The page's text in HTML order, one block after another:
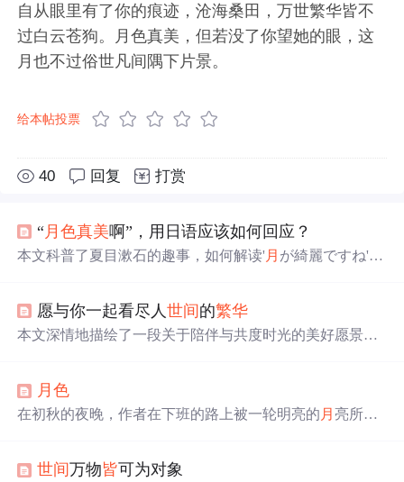
自从眼里有了你的痕迹，沧海桑田，万世繁华皆不
过白云苍狗。月色真美，但若没了你望她的眼，这
月也不过俗世凡间隅下片景。
给本帖投票
40 回复 打赏
“ 月色真美啊”，用日语应该如何回应？
本文科普了夏目漱石的趣事，如何解读' 月 が綺麗ですね'的
愿与你一起看尽人世间的繁华
本文深情地描绘了一段关于陪伴与共度时光的美好愿景。
沟通与理解，展现了
月色
在初秋的夜晚，作者在下班的路上被一轮明亮的 月亮所吸
世间万物皆可为对象